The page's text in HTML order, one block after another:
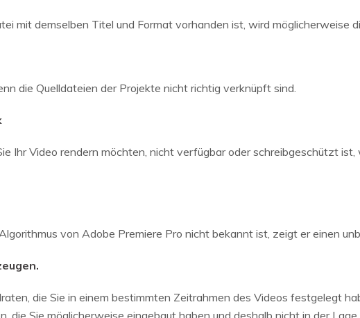
mit demselben Titel und Format vorhanden ist, wird möglicherweise
die Quelldateien der Projekte nicht richtig verknüpft sind.
Ihr Video rendern möchten, nicht verfügbar oder schreibgeschützt ist,
von Adobe Premiere Pro nicht bekannt ist, zeigt er einen
die Sie in einem bestimmten Zeitrahmen des Videos festgelegt
die Sie möglicherweise eingebaut haben und deshalb nicht in der Lage